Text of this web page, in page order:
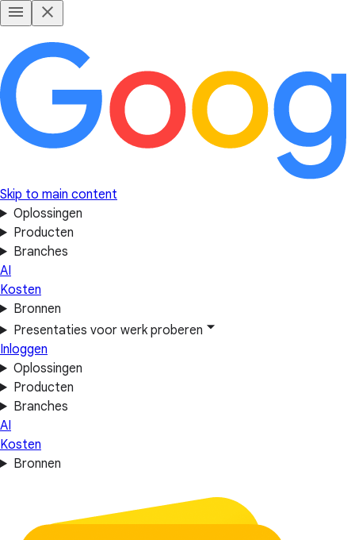
Skip to main content
Oplossingen
Producten
Branches
AI
Kosten
Bronnen
Presentaties voor werk proberen
Inloggen
Oplossingen
Producten
Branches
AI
Kosten
Bronnen